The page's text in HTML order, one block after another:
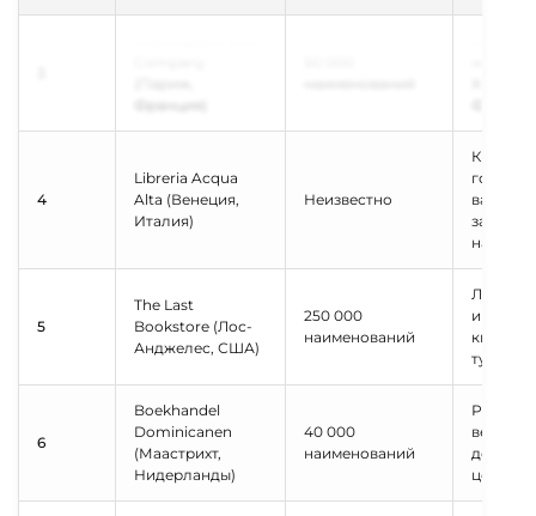
4
Libreria Acqua
Alta (Венеция,
Италия)
Неизвестно
Книги
ваннах
защиты
5
The Last
Bookstore (Лос-
Анджелес, США)
250 000
наименований
и
туннель
6
Boekhandel
Dominicanen
(Маастрихт,
Нидерланды)
40 000
наименований
церкви